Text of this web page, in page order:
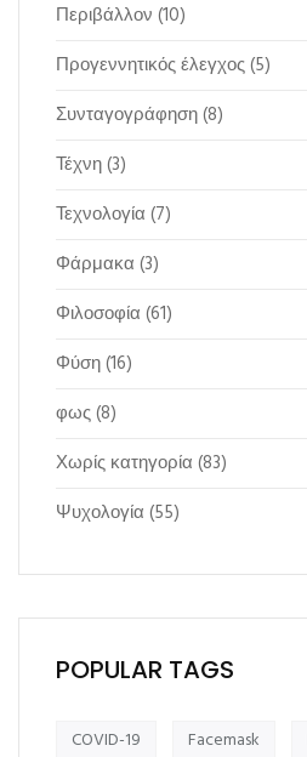
Περιβάλλον (10)
Προγεννητικός έλεγχος(5)
Συνταγογράφηση(8)
Τέχνη(3)
Τεχνολογία (7)
Φάρμακα (3)
Φιλοσοφία (61)
Φύση(16)
φως(8)
Χωρίς κατηγορία (83)
Ψυχολογία (55)
POPULAR TAGS
COVID-19 Facemask